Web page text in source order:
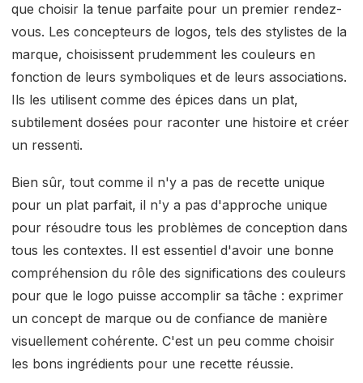
que choisir la tenue parfaite pour un premier rendez-
vous. Les concepteurs de logos, tels des stylistes de la
marque, choisissent prudemment les couleurs en
fonction de leurs symboliques et de leurs associations.
Ils les utilisent comme des épices dans un plat,
subtilement dosées pour raconter une histoire et créer
un ressenti.
Bien sûr, tout comme il n'y a pas de recette unique
pour un plat parfait, il n'y a pas d'approche unique
pour résoudre tous les problèmes de conception dans
tous les contextes. Il est essentiel d'avoir une bonne
compréhension du rôle des significations des couleurs
pour que le logo puisse accomplir sa tâche : exprimer
un concept de marque ou de confiance de manière
visuellement cohérente. C'est un peu comme choisir
les bons ingrédients pour une recette réussie.